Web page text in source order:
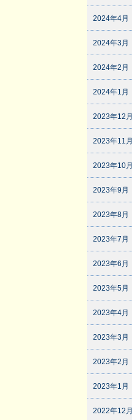
2024年4月
2024年3月
2024年2月
2024年1月
2023年12月
2023年11月
2023年10月
2023年9月
2023年8月
2023年7月
2023年6月
2023年5月
2023年4月
2023年3月
2023年2月
2023年1月
2022年12月